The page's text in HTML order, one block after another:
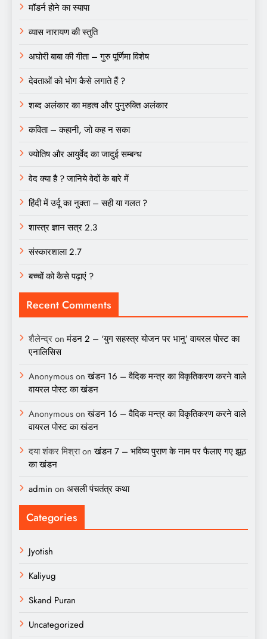
मॉडर्न होने का स्यापा
व्यास नारायण की स्तुति
अघोरी बाबा की गीता – गुरु पूर्णिमा विशेष
देवताओं को भोग कैसे लगाते हैं ?
शब्द अलंकार का महत्व और पुनुरुक्ति अलंकार
कविता – कहानी, जो कह न सका
ज्योतिष और आयुर्वेद का जादुई सम्बन्ध
वेद क्या है ? जानिये वेदों के बारे में
हिंदी में उर्दू का नुक्ता – सही या गलत ?
शास्त्र ज्ञान सत्र 2.3
संस्कारशाला 2.7
बच्चों को कैसे पढ़ाएं ?
Recent Comments
शैलेन्द्रonमंडन 2 – ‘युग सहस्त्र योजन पर भानु’ वायरल पोस्ट का
एनालिसिस
Anonymousonखंडन 16 – वैदिक मन्त्र का विकृतिकरण करने वाले
वायरल पोस्ट का खंडन
Anonymousonखंडन 16 – वैदिक मन्त्र का विकृतिकरण करने वाले
वायरल पोस्ट का खंडन
दया शंकर मिश्राonखंडन 7 – भविष्य पुराण के नाम पर फैलाए गए झूठ
का खंडन
admin on असली पंचतंत्र कथा
Categories
Jyotish
Kaliyug
Skand Puran
Uncategorized